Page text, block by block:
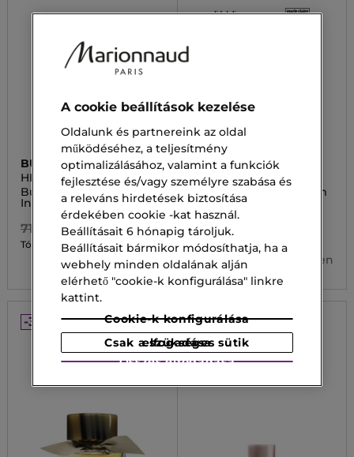
BURBERRY
HERO
Burberry Hero Parfum
Intense
71 900,00 Ft
Tól 36 470,00 Ft
2 kiszerelésben
BURBERRY
GODDESS
Goddess Eau de Parfum
35 000,00 Ft
Tól 24 500,00 Ft
3 kiszerelésben
-30% -30%
A cookie beállítások kezelése
Oldalunk és partnereink az oldal
működéséhez, a teljesítmény
optimalizálásához, valamint a funkciók
fejlesztése és/vagy személyre szabása és
a releváns hirdetések biztosítása
érdekében cookie -kat használ.
Beállításait 6 hónapig tároljuk.
Beállításait bármikor módosíthatja, ha a
webhely minden oldalának alján
elérhető "cookie-k konfigurálása" linkre
kattint.
Cookie-k konfigurálása
Csak a szükséges sütik elfogadása
Összes elfogadása